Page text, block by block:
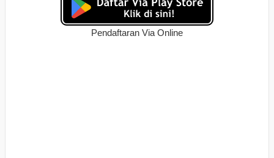
Pendaftaran Via Online